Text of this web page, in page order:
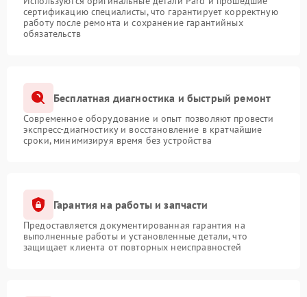
сертификацию специалисты, что гарантирует корректную
работу после ремонта и сохранение гарантийных
обязательств
Бесплатная диагностика и быстрый ремонт
Современное оборудование и опыт позволяют провести
экспресс-диагностику и восстановление в кратчайшие
сроки, минимизируя время без устройства
Гарантия на работы и запчасти
Предоставляется документированная гарантия на
выполненные работы и установленные детали, что
защищает клиента от повторных неисправностей